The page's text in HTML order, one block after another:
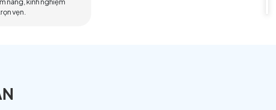
Ngô, xây dựng vào năm 247 thời Tam Quốc
tại được xây dựng lại vào năm 1004; thật
Tô Châu trộn với một số đá Wukang còn
thang ở cả hai bên. Đứng trên cầu, bạn